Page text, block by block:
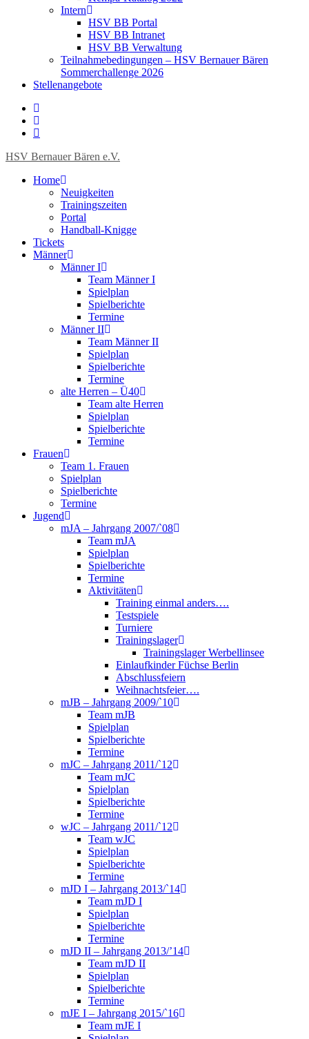
Intern
HSV BB Portal
HSV BB Intranet
HSV BB Verwaltung
Teilnahmebedingungen – HSV Bernauer Bären
Sommerchallenge 2026
Stellenangebote
HSV Bernauer Bären e.V.
Home
Neuigkeiten
Trainingszeiten
Portal
Handball-Knigge
Tickets
Männer
Männer I
Team Männer I
Spielplan
Spielberichte
Termine
Männer II
Team Männer II
Spielplan
Spielberichte
Termine
alte Herren – Ü40
Team alte Herren
Spielplan
Spielberichte
Termine
Frauen
Team 1. Frauen
Spielplan
Spielberichte
Termine
Jugend
mJA – Jahrgang 2007/`08
Team mJA
Spielplan
Spielberichte
Termine
Aktivitäten
Training einmal anders….
Testspiele
Turniere
Trainingslager
Trainingslager Werbellinsee
Einlaufkinder Füchse Berlin
Abschlussfeiern
Weihnachtsfeier….
mJB – Jahrgang 2009/`10
Team mJB
Spielplan
Spielberichte
Termine
mJC – Jahrgang 2011/`12
Team mJC
Spielplan
Spielberichte
Termine
wJC – Jahrgang 2011/`12
Team wJC
Spielplan
Spielberichte
Termine
mJD I – Jahrgang 2013/`14
Team mJD I
Spielplan
Spielberichte
Termine
mJD II – Jahrgang 2013/’14
Team mJD II
Spielplan
Spielberichte
Termine
mJE I – Jahrgang 2015/`16
Team mJE I